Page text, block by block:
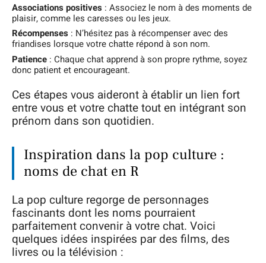
Associations positives : Associez le nom à des moments de
plaisir, comme les caresses ou les jeux.
Récompenses : N’hésitez pas à récompenser avec des
friandises lorsque votre chatte répond à son nom.
Patience : Chaque chat apprend à son propre rythme, soyez
donc patient et encourageant.
Ces étapes vous aideront à établir un lien fort
entre vous et votre chatte tout en intégrant son
prénom dans son quotidien.
Inspiration dans la pop culture :
noms de chat en R
La pop culture regorge de personnages
fascinants dont les noms pourraient
parfaitement convenir à votre chat. Voici
quelques idées inspirées par des films, des
livres ou la télévision :